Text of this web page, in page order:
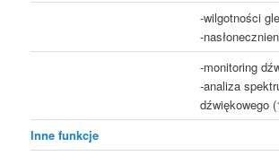
-wilgotności
-
-monitoring
-analiza
dźwiękowego
Inne funkcje